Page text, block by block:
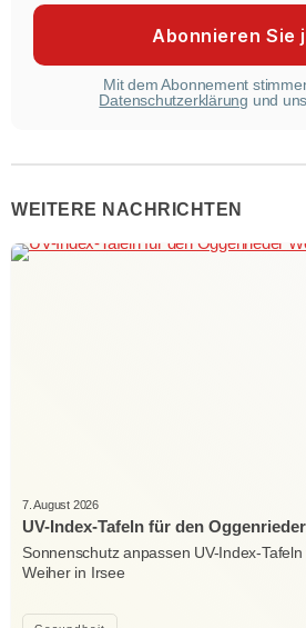
Mit dem Abonnement
Datenschutzerklärung und
WEITERE NACHRICHTEN
7. August 2026
UV-Index-Tafeln für den
Sonnenschutz anpassen UV-Index-
Weiher in Irsee